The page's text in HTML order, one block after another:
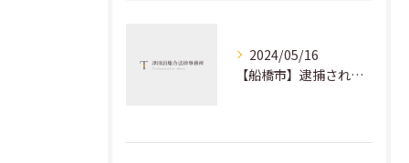
2024/05/16
【船橋市】逮捕されたらとりあえず黙秘して弁護士を呼びましょう！